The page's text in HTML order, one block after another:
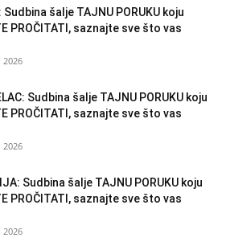
Sudbina šalje TAJNU PORUKU koju
PROČITATI, saznajte sve što vas
2026
Sudbina šalje TAJNU PORUKU koju
PROČITATI, saznajte sve što vas
2026
Sudbina šalje TAJNU PORUKU koju
PROČITATI, saznajte sve što vas
2026